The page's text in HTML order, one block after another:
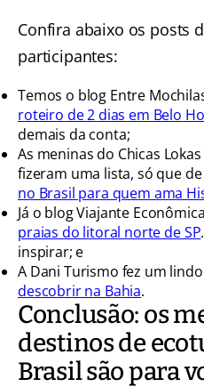
Confira abaixo os posts
participantes:
Temos o blog Entre
roteiro de 2 dias em Belo
demais da conta;
As meninas do Chicas
fizeram uma lista, só que
no Brasil para quem ama
Já o blog Viajante
praias do litoral norte de SP
inspirar; e
A Dani Turismo fez um
descobrir na Bahia.
Conclusão: os
destinos de
Brasil são para